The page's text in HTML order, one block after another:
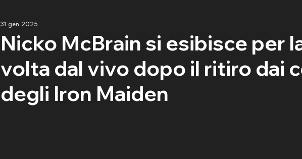
Nicko McBrain si esibisce per
volta dal vivo dopo il ritiro dai
degli Iron Maiden
31 gen 2025